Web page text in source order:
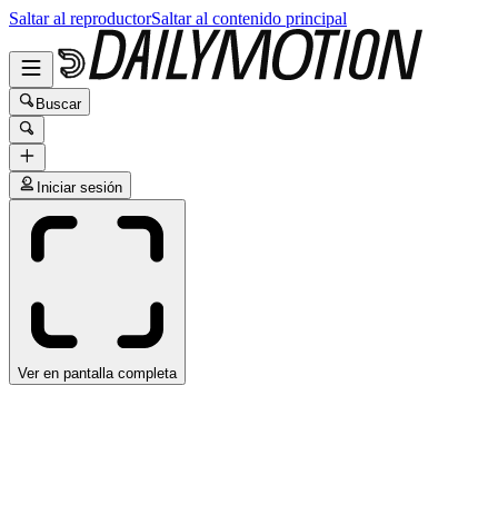
Saltar al reproductorSaltar al contenido principal
Buscar
Iniciar sesión
Ver en pantalla completa